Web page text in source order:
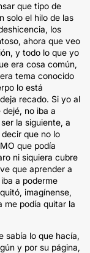
que tipo de
solo el hilo de las
los
ahora que veo
y todo lo que yo
era cosa común,
tema conocido
lo está
recado. Si yo al
no iba a
la siguiente, a
que no lo
que podía
ni siquiera cubre
que aprender a
a poderme
imagínense,
me podía quitar la
sabía lo que hacía,
y por su página,